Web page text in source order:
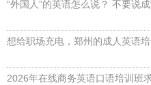
“外国人”的英语怎么说？ 不要说成